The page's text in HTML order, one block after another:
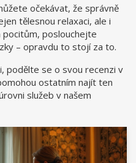
očekávat, že správně
tělesnou relaxaci, ale i
pocitům, poslouchejte
– opravdu to stojí za to.
podělte se o svou recenzi v
ostatním najít ten
služeb v našem